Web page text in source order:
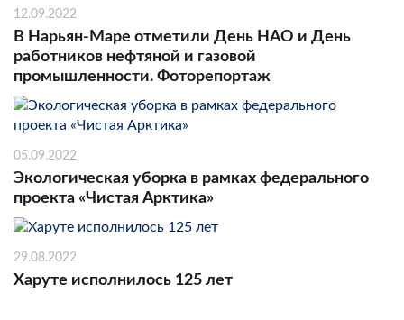
12.09.2022
В Нарьян-Маре отметили День НАО и День
работников нефтяной и газовой
промышленности. Фоторепортаж
05.09.2022
Экологическая уборка в рамках федерального
проекта «Чистая Арктика»
29.08.2022
Харуте исполнилось 125 лет